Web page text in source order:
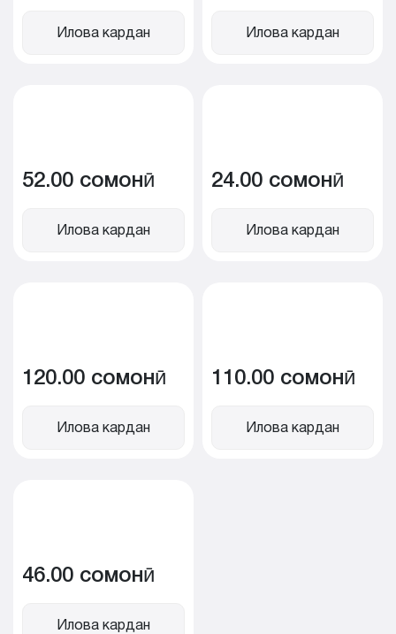
Илова кардан Илова кардан
52.00 сомонӣ
Илова кардан
24.00 сомонӣ
Илова кардан
120.00 сомонӣ
Илова кардан
110.00 сомонӣ
Илова кардан
46.00 сомонӣ
Илова кардан